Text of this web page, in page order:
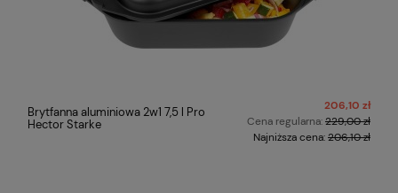
aluminiowa 2w1 7,5 l Pro
Starke
206,10 zł
Cena regularna:229,00 zł
Najniższa cena:206,10 zł
C001